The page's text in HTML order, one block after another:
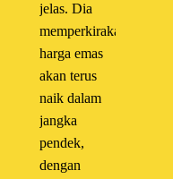
jelas. Dia
memperkirakan
harga emas
akan terus
naik dalam
jangka
pendek,
dengan